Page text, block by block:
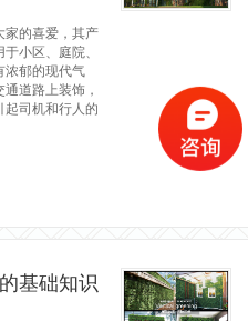
的喜爱，其产
小区、庭院、
浓郁的现代气
道路上装饰，
起司机和行人的
基础知识